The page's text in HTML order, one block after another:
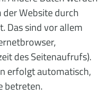
Website durch
Das sind vor allem
des Seitenaufrufs).
erfolgt automatisch,
betreten.